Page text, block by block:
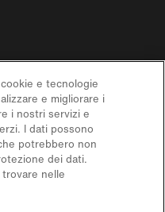
e tecnologie
e migliorare i
i nostri servizi e
I dati possono
potrebbero non
dei dati.
nelle